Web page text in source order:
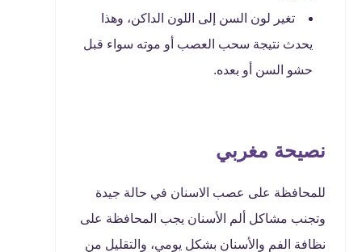
تغير لون السن إلى اللون الداكن، وهذا
يحدث نتيجة سحب العصب أو موته سواء قبل
حشو السن أو بعده.
نصيحة مغربي
للمحافظة على عصب الاسنان في حالة جيدة
وتجنب مشاكل ألم الأسنان يجب المحافظة على
نظافة الفم والأسنان بشكل يومي، والتقليل من